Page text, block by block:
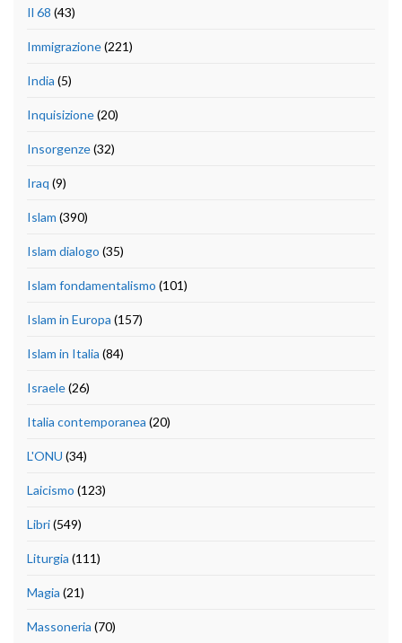
Il 68 (43)
Immigrazione(221)
India (5)
Inquisizione(20)
Insorgenze(32)
Iraq (9)
Islam (390)
Islam dialogo (35)
Islam fondamentalismo (101)
Islam in Europa (157)
Islam in Italia (84)
Israele(26)
Italia contemporanea (20)
L'ONU (34)
Laicismo (123)
Libri(549)
Liturgia (111)
Magia (21)
Massoneria (70)